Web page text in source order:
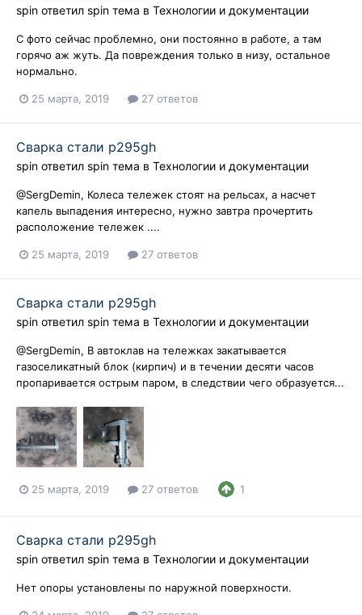
spin ответил spin тема в Технологии и документации
С фото сейчас проблемно, они постоянно в работе, а там
горячо аж жуть. Да повреждения только в низу, остальное
нормально.
25 марта, 2019 27 ответов
Сварка стали p295gh
spin ответил spin тема в Технологии и документации
@SergDemin, Колеса тележек стоят на рельсах, а насчет
капель выпадения интересно, нужно завтра прочертить
расположение тележек ....
25 марта, 2019 27 ответов
Сварка стали p295gh
spin ответил spin тема в Технологии и документации
@SergDemin, В автоклав на тележках закатывается
газоселикатный блок (кирпич) и в течении десяти часов
пропаривается острым паром, в следствии чего образуется...
25 марта, 2019 27 ответов 1
Сварка стали p295gh
spin ответил spin тема в Технологии и документации
Нет опоры установлены по наружной поверхности.